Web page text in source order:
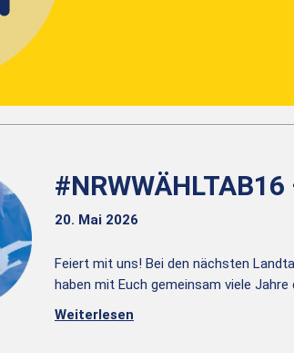
#NRWWÄHLTAB16
20. Mai 2026
Feiert mit uns! Bei den nächsten
haben mit Euch gemeinsam viele
Weiterlesen